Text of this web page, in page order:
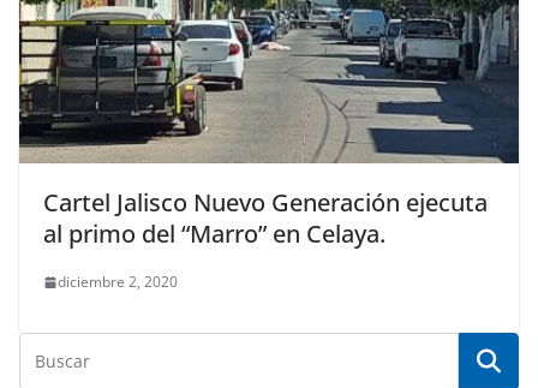
Cartel Jalisco Nuevo Generación ejecuta
al primo del “Marro” en Celaya.
diciembre 2, 2020